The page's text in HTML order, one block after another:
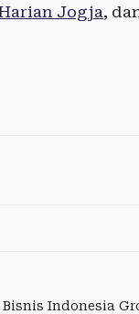
Jogja,
Indonesia